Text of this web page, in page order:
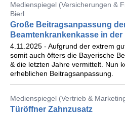
Medienspiegel (Versicherungen &
Bierl
Große Beitragsanpassung
Beamtenkrankenkasse in der
4.11.2025 - Aufgrund der extrem
somit auch öfters die Bayerische
& die letzten Jahre vermittelt. Nun
erheblichen Beitragsanpassung.
Medienspiegel (Vertrieb &
Türöffner Zahnzusatz